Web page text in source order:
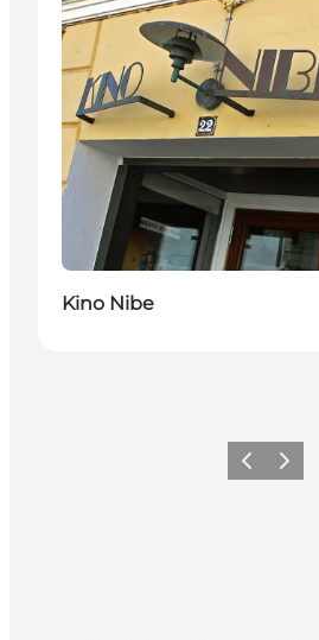
Kino Nibe
ZurückWeiter